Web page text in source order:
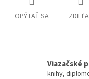
OPÝTAŤ SA
Viazačské
knihy,